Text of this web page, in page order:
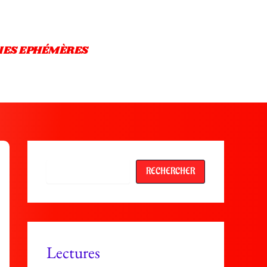
EPHÉMÈRES
RECHERCHER
Lectures